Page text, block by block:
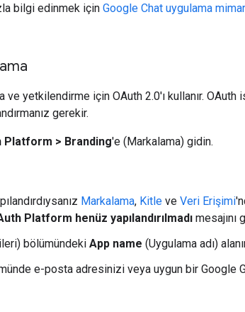
bilgi edinmek için Google Chat uygulama
ve yetkilendirme için OAuth 2.0'ı kullanır.
gerekir.
Platform > Branding'e (Markalama) gidin.
Markalama, Kitle ve Veri Erişimi
Platform henüz yapılandırılmadı mesajını
bölümündeki App name (Uygulama adı)
e-posta adresinizi veya uygun bir Google